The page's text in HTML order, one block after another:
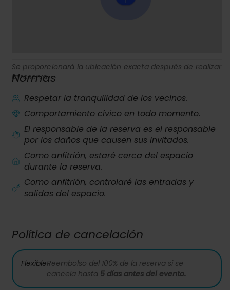
Se proporcionará la ubicación exacta después de realizar
la reserva.
Normas
Respetar la tranquilidad de los vecinos.
Comportamiento cívico en todo momento.
El responsable de la reserva es el responsable
por los daños que causen sus invitados.
Como anfitrión, estaré cerca del espacio
durante la reserva.
Como anfitrión, controlaré las entradas y
salidas del espacio.
Política de cancelación
FlexibleReembolso del 100% de la reserva si se
cancela hasta 5 días antes del evento.